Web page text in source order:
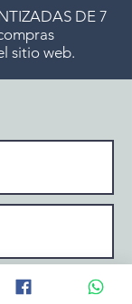
DE 7
sitio web.